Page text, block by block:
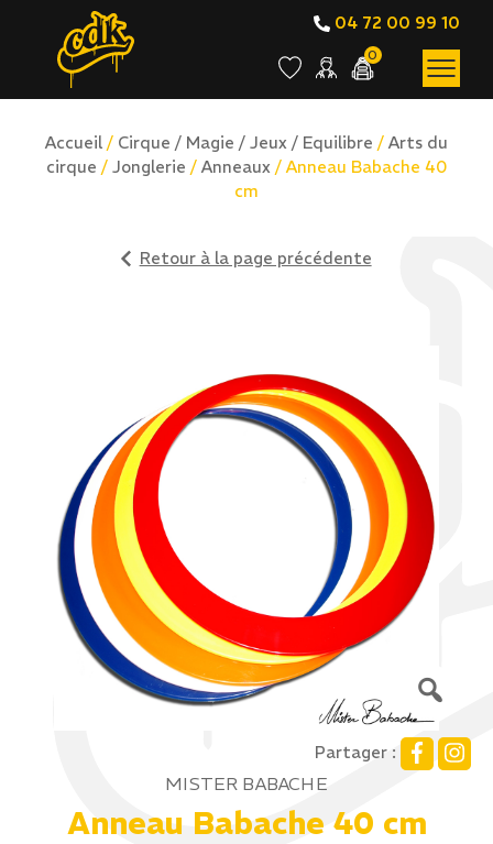
04 72 00 99 10
0
Accueil / Cirque / Magie / Jeux / Equilibre / Arts du
cirque / Jonglerie / Anneaux / Anneau Babache 40
cm
Retour à la page précédente
Partager :
MISTER BABACHE
Anneau Babache 40 cm